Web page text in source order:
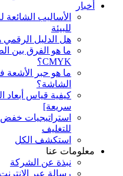
أخبار
الأساليب
للبيئة
هل الدليل
ما هو الفرق بين
CMYK؟
ما هو حبر الأشعة
الشاشة؟
كيفية قياس
سريعة]
استراتيجيات خفض
للتغليف
استكشف الكل
معلومات عنا
نبذة عن الشركة
رسالة عبر الإنترنت